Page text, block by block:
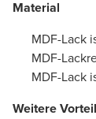
Material
MDF-Lack
MDF-
MDF-Lack
Weitere